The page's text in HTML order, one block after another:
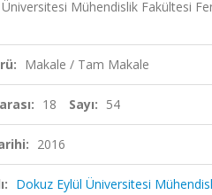
Mühendislik Fakültesi
Makale / Tam Makale
18 Sayı: 54
2016
Dokuz Eylül Üniversitesi